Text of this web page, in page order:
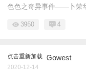
色色之奇异事件——卜荣
3950 4
点击重新加载 Gowest
2020-12-14